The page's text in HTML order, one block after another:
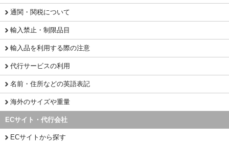
通関・関税について
輸入禁止・制限品目
輸入品を利用する際の注意
代行サービスの利用
名前・住所などの英語表記
海外のサイズや重量
ECサイト・代行会社
ECサイトから探す